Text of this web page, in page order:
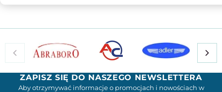
ZAPISZ SIĘ DO NASZEGO NEWSLETTERA
Aby otrzymywać informacje o promocjach i nowościach w